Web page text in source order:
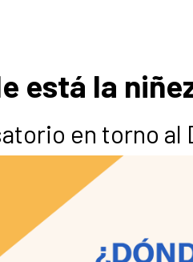
está la
en torno al